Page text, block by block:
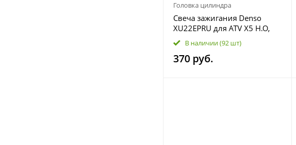
Головка цилиндра
Свеча зажигания Denso
XU22EPRU для ATV X5 H.O,
X8, Z8, U8, U10, Z10, BRP,
KTM 715900637 420297940
707000246 аналог NGK
В наличии(92 шт)
370 руб.